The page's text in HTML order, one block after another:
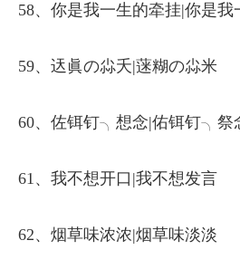
58、你是我一生的牵挂|你是我
59、迗眞の尛夭|蒾糊の尛米
60、佐铒钉╮想念|佑铒钉╮祭
61、我不想开口|我不想发言
62、烟草味浓浓|烟草味淡淡